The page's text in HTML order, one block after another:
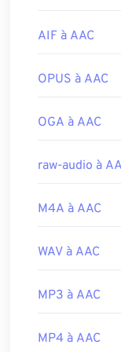
Playstation 4
Sortie initiale :
Liens utiles:
https://
AIF à AAC
OPUS à AAC
OGA à AAC
raw-audio à
M4A à AAC
WAV à AAC
MP3 à AAC
MP4 à AAC